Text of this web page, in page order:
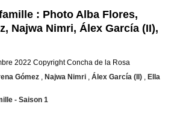
: Photo Alba Flores,
Najwa Nimri, Álex García (II),
2022 Copyright Concha de la Rosa
Gómez , Najwa Nimri , Álex García (II) , Ella
- Saison 1